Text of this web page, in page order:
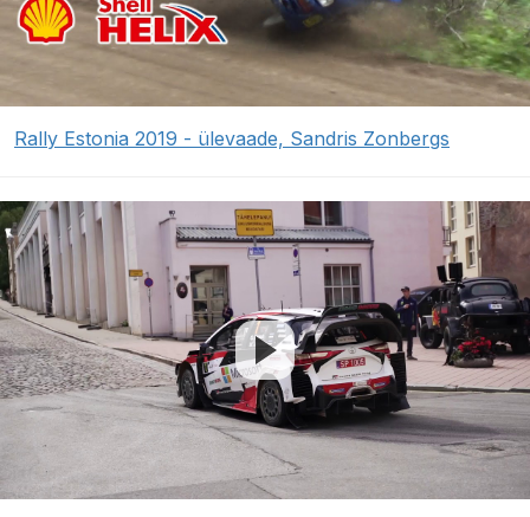
Rally Estonia 2019 - ülevaade, Sandris Zonbergs